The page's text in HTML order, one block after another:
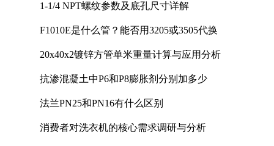
1-1/4 NPT螺纹参数及底孔尺寸详解
F1010E是什么管？能否用3205或3505代换
20x40x2镀锌方管单米重量计算与应用分析
抗渗混凝土中P6和P8膨胀剂分别加多少
法兰PN25和PN16有什么区别
消费者对洗衣机的核心需求调研与分析